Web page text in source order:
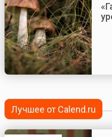
Лучшее от Calend.ru